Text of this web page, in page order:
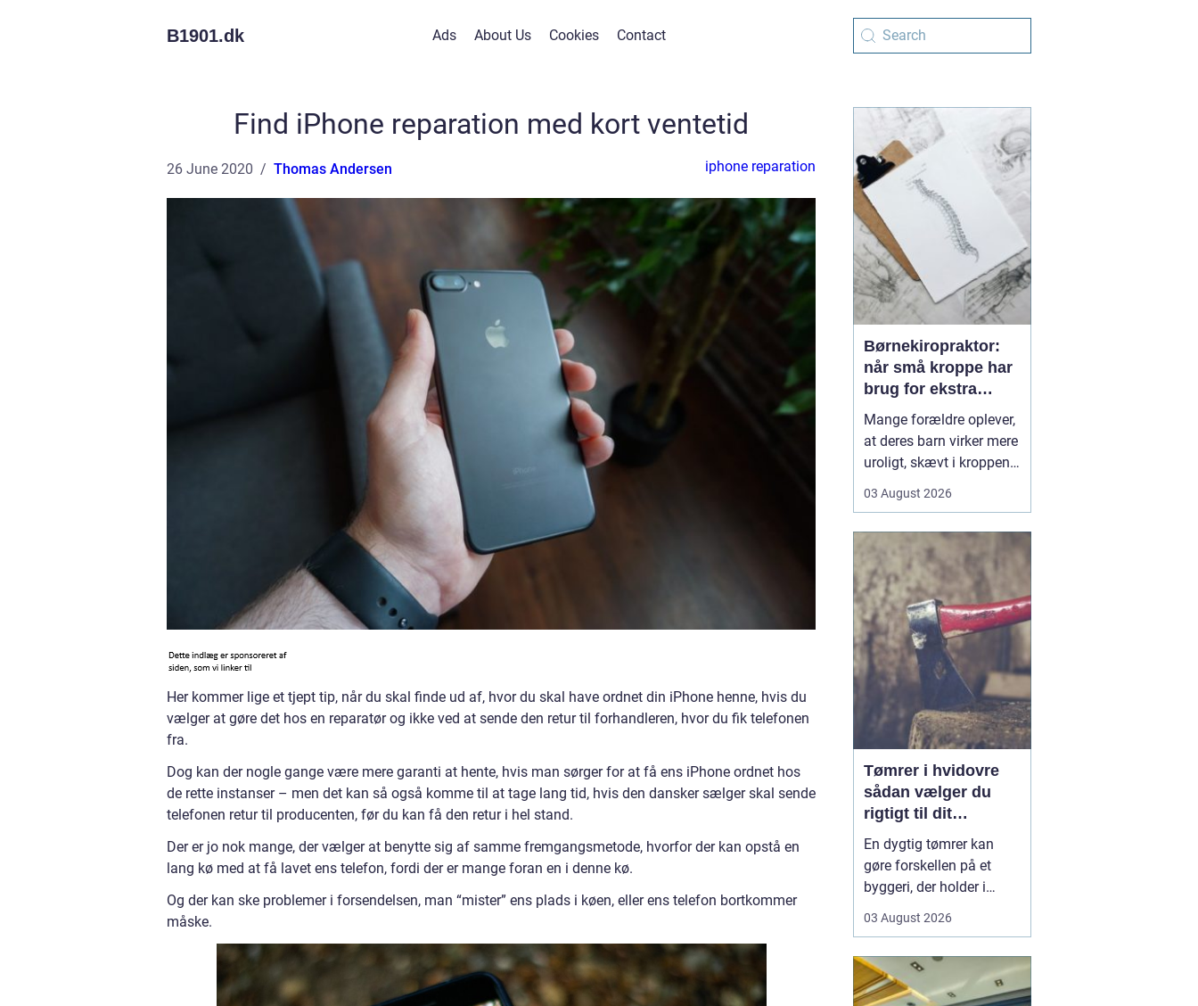
B1901.dk Ads About Us Cookies Contact
Find iPhone reparation med kort ventetid
26 June 2020 Thomas Andersen iphone reparation
Her kommer lige et tjept tip, når du skal finde ud af, hvor du skal have ordnet din iPhone henne, hvis du
vælger at gøre det hos en reparatør og ikke ved at sende den retur til forhandleren, hvor du fik telefonen
fra.
Dog kan der nogle gange være mere garanti at hente, hvis man sørger for at få ens iPhone ordnet hos
de rette instanser – men det kan så også komme til at tage lang tid, hvis den dansker sælger skal sende
telefonen retur til producenten, før du kan få den retur i hel stand.
Der er jo nok mange, der vælger at benytte sig af samme fremgangsmetode, hvorfor der kan opstå en
lang kø med at få lavet ens telefon, fordi der er mange foran en i denne kø.
Og der kan ske problemer i forsendelsen, man “mister” ens plads i køen, eller ens telefon bortkommer
måske.
Børnekiropraktor:
når små kroppe har
brug for ekstra
opmærksomhed
Mange forældre oplever,
at deres barn virker mere
uroligt, skævt i kroppen
uden at der er en klar
børnekiropraktor være en
mulighed. En kiropraktor
med særlig erfaring i...
03 August 2026
Tømrer i hvidovre
sådan vælger du
rigtigt til dit
byggeprojekt
En dygtig tømrer kan
gøre forskellen på et
byggeri, der holder i
giver dig problemer igen
efter en tømrer i
Hvidovre, handler det
03 August 2026